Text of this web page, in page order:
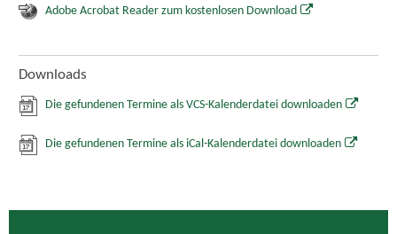
Adobe Acrobat Reader zum kostenlosen Download
Downloads
Die gefundenen Termine als VCS-Kalenderdatei downloaden
Die gefundenen Termine als iCal-Kalenderdatei downloaden